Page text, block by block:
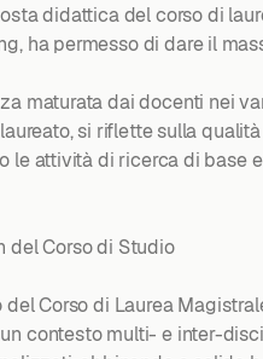
didattica del corso di
ha permesso di dare il
maturata dai docenti nei
si riflette sulla
le attività di ricerca di base
del Corso di Studio
del Corso di Laurea
contesto multi- e inter-